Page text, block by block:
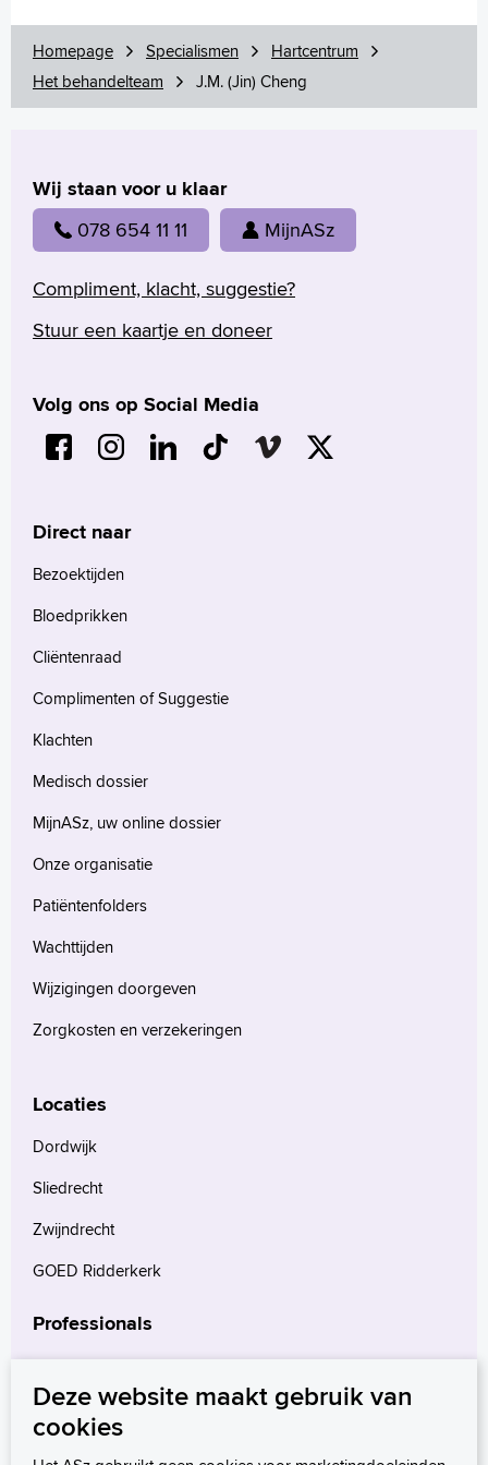
L.N. (Lisette) Mackaaij
S. (Stefanie) Hillebrand
Werking van het hart
Cardiologie
Download onze app
Uw dossier inzien?
Folders
Homepage
Wetenschappelijk onderzoek
English
Français
Türkçe
Homepage Specialismen
Hartcentrum
Het behandelteam
J.M. (Jin) Cheng
Wij staan voor u klaar
078 654 11 11 MijnASz
Compliment, klacht, suggestie?
Stuur een kaartje en doneer
Volg ons op Social Media
Direct naar
Bezoektijden
Bloedprikken
Cliëntenraad
Complimenten of Suggestie
Klachten
Medisch dossier
MijnASz, uw online dossier
Onze organisatie
Patiëntenfolders
Wachttijden
Wijzigingen doorgeven
Zorgkosten en verzekeringen
Locaties
Dordwijk
Sliedrecht
Zwijndrecht
GOED Ridderkerk
Professionals
Verwijzers
Wetenschappelijk onderzoek
Deze website maakt gebruik van
cookies